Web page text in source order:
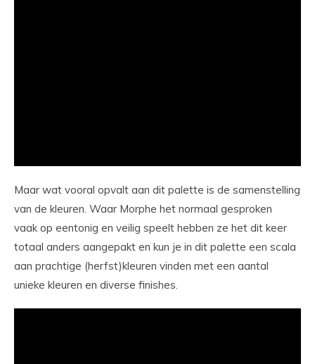
Maar wat vooral opvalt aan dit palette is de samenstelling
van de kleuren. Waar Morphe het normaal gesproken
vaak op eentonig en veilig speelt hebben ze het dit keer
totaal anders aangepakt en kun je in dit palette een scala
aan prachtige (herfst)kleuren vinden met een aantal
unieke kleuren en diverse finishes.